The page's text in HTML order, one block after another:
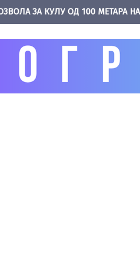
ЗА КУЛУ ОД 100 МЕТАРА